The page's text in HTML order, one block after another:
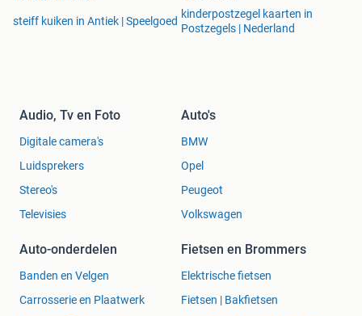
steiff kuiken in Antiek | Speelgoed
kinderpostzegel kaarten in
Postzegels | Nederland
Audio, Tv en Foto
Digitale camera's
Luidsprekers
Stereo's
Televisies
Auto's
BMW
Opel
Peugeot
Volkswagen
Auto-onderdelen
Banden en Velgen
Carrosserie en Plaatwerk
Fietsen en Brommers
Elektrische fietsen
Fietsen | Bakfietsen